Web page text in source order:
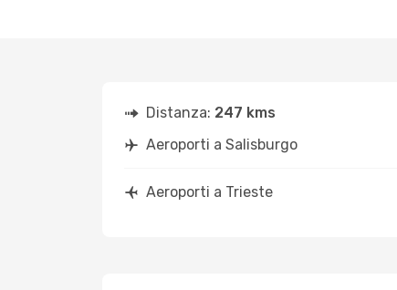
Distanza: 247 kms
Aeroporti a Salisburgo
Aeroporti a Trieste